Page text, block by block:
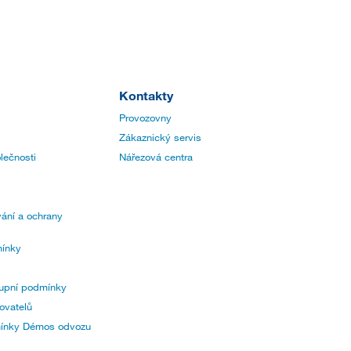
a ochrany
podmínky
Démos odvozu
Kontakty
Provozovny
Zákaznický servis
Nářezová centra